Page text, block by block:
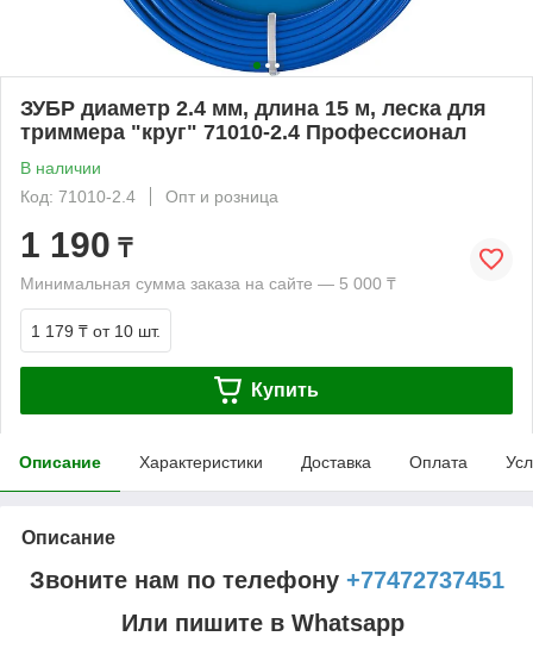
ЗУБР диаметр 2.4 мм, длина 15 м, леска для
триммера "круг" 71010-2.4 Профессионал
В наличии
Код: 71010-2.4
Опт и розница
1 190 ₸
Минимальная сумма заказа на сайте — 5 000 ₸
1 179 ₸ от 10 шт.
Купить
Описание Характеристики Доставка Оплата
Описание
Звоните нам по телефону +77472737451
Или пишите в Whatsapp